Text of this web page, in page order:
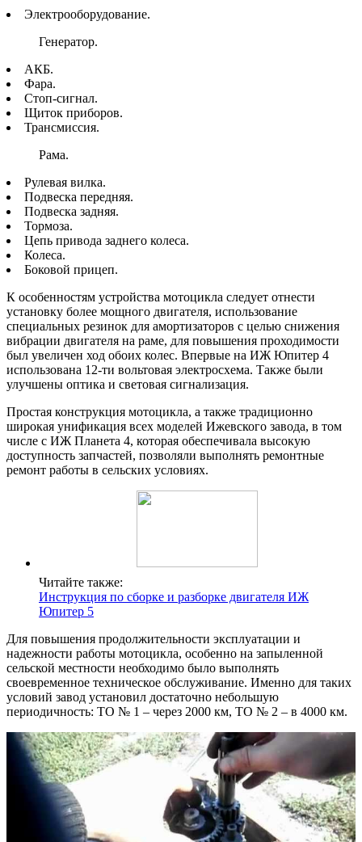
Электрооборудование.
Генератор.
АКБ.
Фара.
Стоп-сигнал.
Щиток приборов.
Трансмиссия.
Рама.
Рулевая вилка.
Подвеска передняя.
Подвеска задняя.
Тормоза.
Цепь привода заднего колеса.
Колеса.
Боковой прицеп.
К особенностям устройства мотоцикла следует отнести
установку более мощного двигателя, использование
специальных резинок для амортизаторов с целью снижения
вибрации двигателя на раме, для повышения проходимости
был увеличен ход обоих колес. Впервые на ИЖ Юпитер 4
использована 12-ти вольтовая электросхема. Также были
улучшены оптика и световая сигнализация.
Простая конструкция мотоцикла, а также традиционно
широкая унификация всех моделей Ижевского завода, в том
числе с ИЖ Планета 4, которая обеспечивала высокую
доступность запчастей, позволяли выполнять ремонтные
ремонт работы в сельских условиях.
Читайте также:
Инструкция по сборке и разборке двигателя ИЖ
Юпитер 5
Для повышения продолжительности эксплуатации и
надежности работы мотоцикла, особенно на запыленной
сельской местности необходимо было выполнять
своевременное техническое обслуживание. Именно для таких
условий завод установил достаточно небольшую
периодичность: ТО № 1 – через 2000 км, ТО № 2 – в 4000 км.